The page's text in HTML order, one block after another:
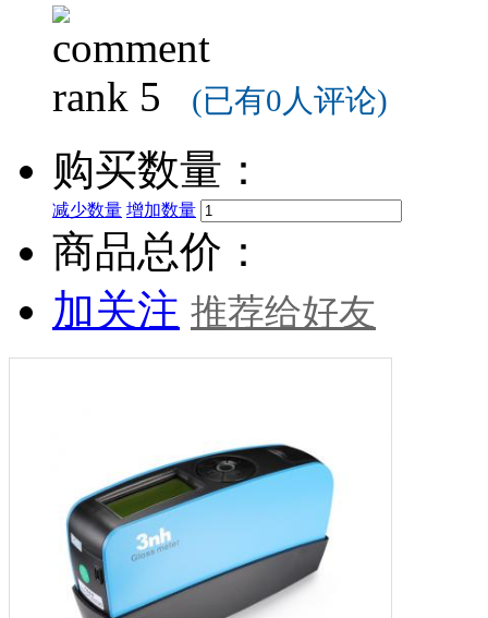
(已有0人评论)
购买数量：
减少数量 增加数量
商品总价：
加关注 推荐给好友